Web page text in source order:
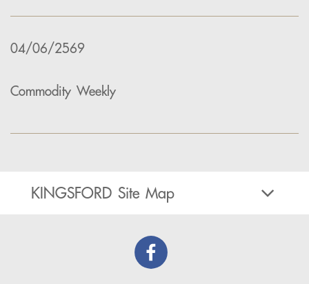
04/06/2569
Commodity Weekly
KINGSFORD Site Map